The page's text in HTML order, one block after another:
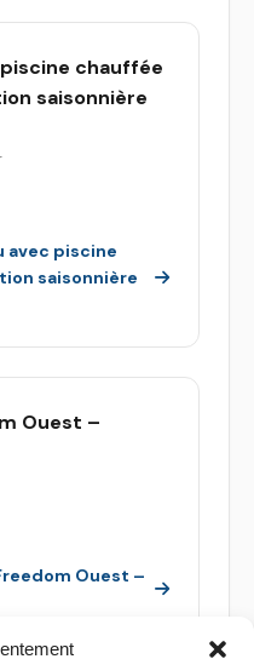
chauffée
saisonnière
avec piscine
saisonnière
Ouest –
Ouest –